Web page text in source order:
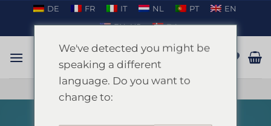
contenu
DE FR IT NL PT
EN
EN_US
DA
PARLER SUR WHATSAPP
We've detected you might be
speaking a different
language. Do you want to
change to: